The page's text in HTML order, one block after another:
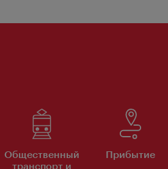
Общественный
транспорт и
Прибытие